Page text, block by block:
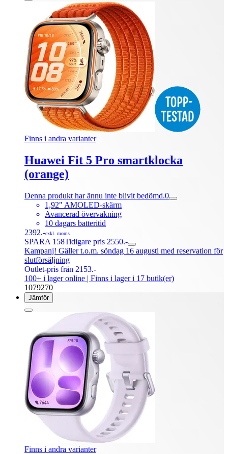
Finns i andra varianter
Huawei Fit 5 Pro smartklocka
(orange)
Denna produkt har ännu inte blivit bedömd.0
1,92" AMOLED-skärm
Avancerad övervakning
10 dagars batteritid
2392.-exkl. moms
SPARA 158Tidigare pris 2550.-
Kampanj! Gäller t.o.m. söndag 16 augusti med reservation för
slutförsäljning
Outlet-pris från 2153.-
100+ i lager online | Finns i lager i 17 butik(er)
1079270
Jämför
Finns i andra varianter